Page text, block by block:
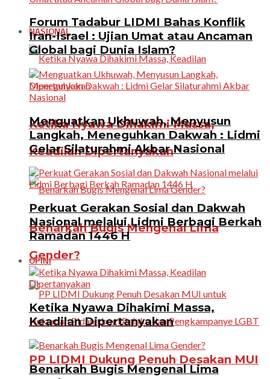
NASIONAL
Ketika Nyawa Dihakimi Massa,
Keadilan Dipertanyakan
Benarkah Bugis Mengenal Lima
Gender?
PP LIDMI Dukung Penuh Desakan MUI
Forum Tadabur LIDMI Bahas Konflik
Iran-Israel : Ujian Umat atau Ancaman
Global bagi Dunia Islam?
Menguatkan Ukhuwah, Menyusun
Langkah, Meneguhkan Dakwah : Lidmi
Gelar Silaturahmi Akbar Nasional
Perkuat Gerakan Sosial dan Dakwah
Nasional melalui Lidmi Berbagi Berkah
Ramadan 1446 H
OPINI
Ketika Nyawa Dihakimi Massa,
Keadilan Dipertanyakan
Benarkah Bugis Mengenal Lima